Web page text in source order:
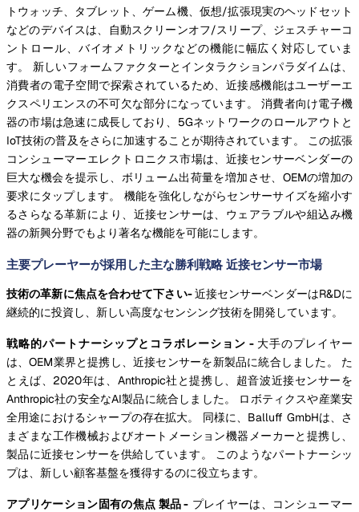
トウォッチ、タブレット、ゲーム機、仮想/拡張現実のヘッドセット
などのデバイスは、自動スクリーンオフ/スリープ、ジェスチャーコ
ントロール、バイオメトリックなどの機能に幅広く対応していま
す。 新しいフォームファクターとインタラクションパラダイムは、
消費者の電子空間で探索されているため、近接感機能はユーザーエ
クスペリエンスの不可欠な部分になっています。 消費者向け電子機
器の市場は急速に成長しており、5Gネットワークのロールアウトと
IoT技術の普及をさらに加速することが期待されています。 この拡張
コンシューマーエレクトロニクス市場は、近接センサーベンダーの
巨大な機会を提示し、ボリューム出荷量を増加させ、OEMの増加の
要求にタップします。 機能を強化しながらセンサーサイズを縮小す
るさらなる革新により、近接センサーは、ウェアラブルや組込み機
器の新興分野でもより著名な機能を可能にします。
主要プレーヤーが採用した主な勝利戦略 近接センサー市場
技術の革新に焦点を合わせて下さい-近接センサーベンダーはR&Dに
継続的に投資し、新しい高度なセンシング技術を開発しています。
戦略的パートナーシップとコラボレーション -大手のプレイヤー
は、OEM業界と提携し、近接センサーを新製品に統合しました。 た
とえば、2020年は、Anthropic社と提携し、超音波近接センサーを
Anthropic社の安全なAI製品に統合しました。 ロボティクスや産業安
全用途におけるシャープの存在拡大。 同様に、Balluff GmbHは、さ
まざまな工作機械およびオートメーション機器メーカーと提携し、
製品に近接センサーを供給しています。 このようなパートナーシッ
プは、新しい顧客基盤を獲得するのに役立ちます。
アプリケーション固有の焦点 製品 - プレイヤーは、コンシューマー